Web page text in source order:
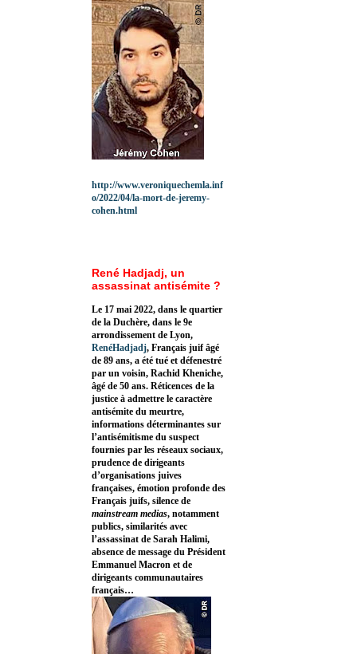
http://www.veroniquechemla.inf
o/2022/04/la-mort-de-jeremy-
cohen.html
René Hadjadj, un
assassinat antisémite ?
Le 17 mai 2022, dans le quartier
de la Duchère, dans le 9e
arrondissement de Lyon,
RenéHadjadj, Français juif âgé
de 89 ans, a été tué et défenestré
par un voisin, Rachid Kheniche,
âgé de 50 ans. Réticences de la
justice à admettre le caractère
antisémite du meurtre,
informations déterminantes sur
l’antisémitisme du suspect
fournies par les réseaux sociaux,
prudence de dirigeants
d’organisations juives
françaises, émotion profonde des
Français juifs, silence de
mainstream medias, notamment
publics, similarités avec
l’assassinat de Sarah Halimi,
absence de message du Président
Emmanuel Macron et de
dirigeants communautaires
français…